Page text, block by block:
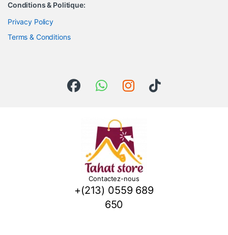
Conditions & Politique:
Privacy Policy
Terms & Conditions
Contactez-nous
+(213) 0559 689
650